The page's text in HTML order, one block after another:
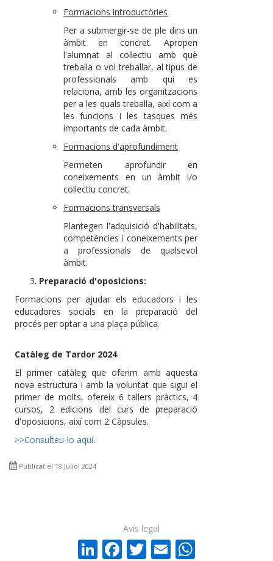
Formacions introductòries
Per a submergir-se de ple dins un
àmbit en concret. Apropen
l'alumnat al col·lectiu amb què
treballa o vol treballar, al tipus de
professionals amb qui es
relaciona, amb les organitzacions
per a les quals treballa, així com a
les funcions i les tasques més
importants de cada àmbit.
Formacions d'aprofundiment
Permeten aprofundir en
coneixements en un àmbit i/o
col·lectiu concret.
Formacions transversals
Plantegen l'adquisició d'habilitats,
competències i coneixements per
a professionals de qualsevol
àmbit.
Preparació d'oposicions:
Formacions per ajudar els educadors i les
educadores socials en la preparació del
procés per optar a una plaça pública.
Catàleg de Tardor 2024
El primer catàleg que oferim amb aquesta
nova estructura i amb la voluntat que sigui el
primer de molts, ofereix 6 tallers pràctics, 4
cursos, 2 edicions del curs de preparació
d'oposicions, així com 2 Càpsules.
>>Consulteu-lo aquí.
Publicat el 18 Juliol 2024
LinkedIn
Facebook
Twitter
Email
Avís legal